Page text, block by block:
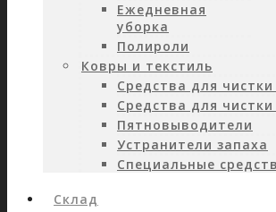
Ежедневная
уборка
Полироли
Ковры и текстиль
Средства для
Средства для
Пятновыводители
Устранители запаха
Специальные
Склад